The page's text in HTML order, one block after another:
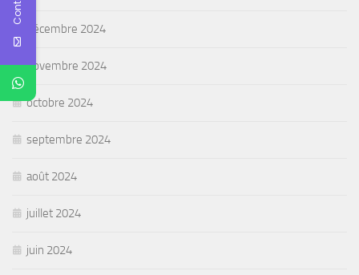
décembre 2024
novembre 2024
octobre 2024
septembre 2024
août 2024
juillet 2024
juin 2024